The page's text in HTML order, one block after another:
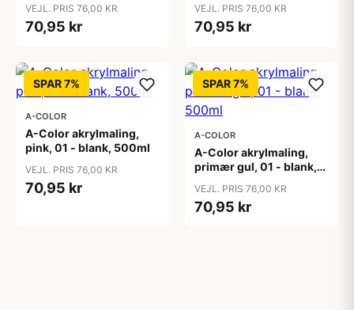
VEJL. PRIS 76,00 KR
70,95 kr
VEJL. PRIS 76,00 KR
70,95 kr
SPAR 7%
A-COLOR
A-Color akrylmaling,
pink, 01 - blank, 500ml
VEJL. PRIS 76,00 KR
70,95 kr
SPAR 7%
A-COLOR
A-Color akrylmaling,
primær gul, 01 - blank,
VEJL. PRIS 76,00 KR
70,95 kr